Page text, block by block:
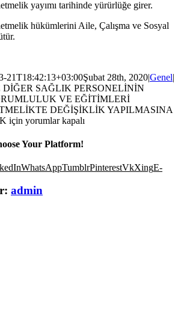
yayımı tarihinde yürürlüğe girer.
hükümlerini Aile, Çalışma ve Sosyal
21T18:42:13+03:00Şubat 28th, 2020|Genel|
SAĞLIK PERSONELİNİN
VE EĞİTİMLERİ
DEĞİŞİKLİK YAPILMASINA
için yorumlar kapalı
Your Platform!
WhatsAppTumblrPinterestVkXingE-
admin